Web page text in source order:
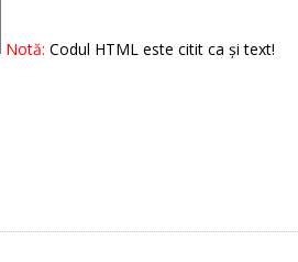
Notă: Codul HTML este citit ca şi text!